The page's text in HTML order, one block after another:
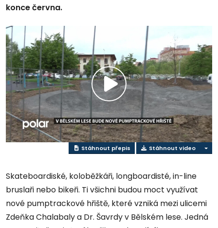
konce června.
Přehrát
video
Stáhnout přepis Stáhnout video
Skateboardiské, koloběžkáři, longboardisté, in-line
bruslaři nebo bikeři. Ti všichni budou moct využívat
nové pumptrackové hřiště, které vzniká mezi ulicemi
Zdeňka Chalabaly a Dr. Šavrdy v Bělském lese. Jedná